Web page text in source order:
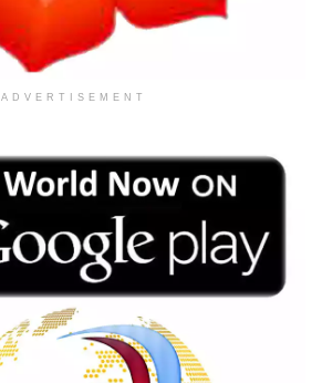
ADVERTISEMENT